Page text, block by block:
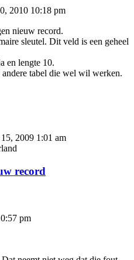
2010 10:18 pm
nieuw record.
sleutel. Dit veld is een geheel
en lengte 10.
tabel die wel wil werken.
2009 1:01 am
record
pm